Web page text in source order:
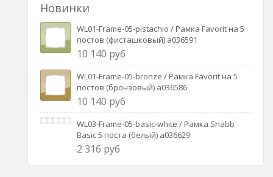
Новинки
WL01-Frame-05-pistachio / Рамка Favorit на 5
постов (фисташковый) a036591
10 140 руб
WL01-Frame-05-bronze / Рамка Favorit на 5
постов (бронзовый) a036586
10 140 руб
WL03-Frame-05-basic-white / Рамка Snabb
Basic 5 поста (белый) a036629
2 316 руб